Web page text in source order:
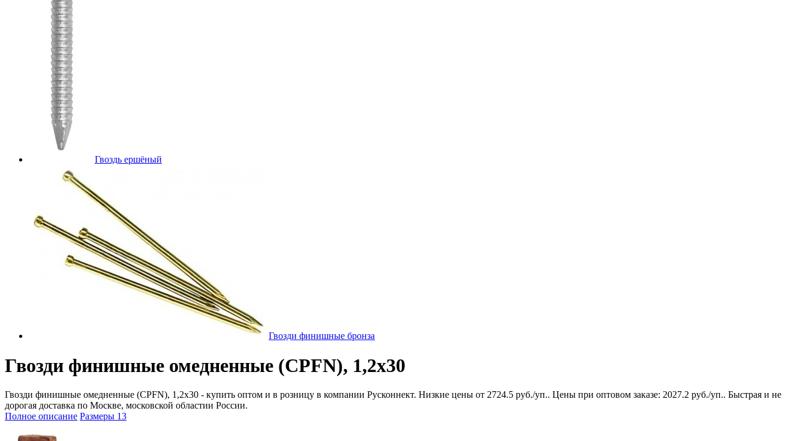
Гвоздь ершёный
Гвозди финишные бронза
Гвозди финишные омедненные (CPFN), 1,2x30
Гвозди финишные омедненные (CPFN), 1,2x30 - купить оптом и в розницу в компании Русконнект. Низкие цены от 2724.5 руб./уп.. Цены при оптовом заказе: 2027.2 руб./уп.. Быстрая и не
дорогая доставка по Москве, московской областии России.
Полное описание Размеры 13